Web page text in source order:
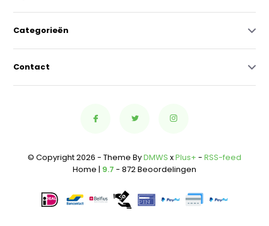
Categorieën
Contact
© Copyright 2026 - Theme ByDMWS xPlus+ - RSS-feed
Home | 9.7 - 872 Beoordelingen